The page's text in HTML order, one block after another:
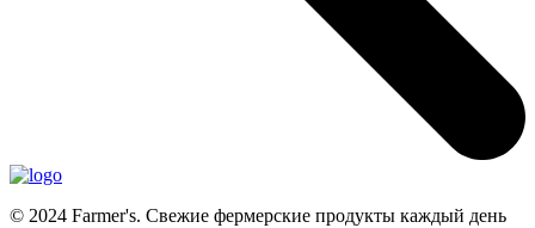
© 2024 Farmer's. Свежие фермерские продукты каждый день